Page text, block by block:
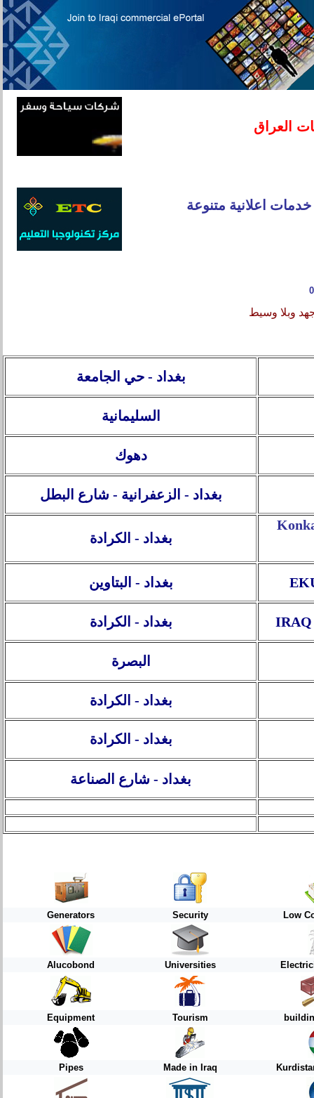
العراق
اعلانية متنوعة
وبلا وسيط
بغداد - حي الجامعة
السليمانية
دهوك
بغداد - الزعفرانية - شارع البطل
بغداد - الكرادة
بغداد - البتاوين
بغداد - الكرادة IRAQ
البصرة
بغداد - الكرادة
بغداد - الكرادة
بغداد - شارع الصناعة
Generators Security Low
Alucobond Universities
Equipment Tourism
Pipes Made in Iraq